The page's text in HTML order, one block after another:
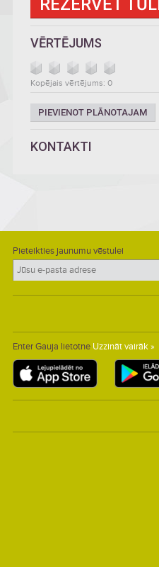
REZERVĒT
VĒRTĒJUMS
Kopējais vērtējums: 0
PIEVIENOT PLĀNOTAJAM
KONTAKTI
Pieteikties jaunumu vēstulei
Enter Gauja lietotne Uzzināt vairāk »